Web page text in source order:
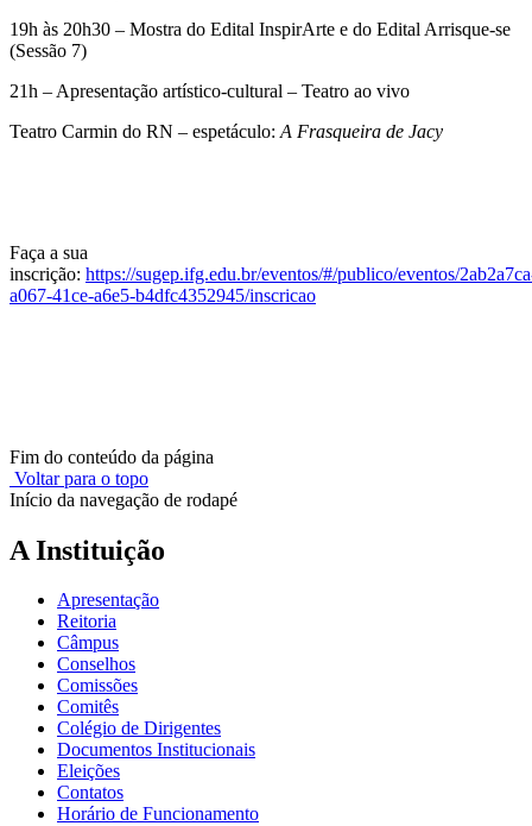
19h às 20h30 – Mostra do Edital InspirArte e do Edital Arrisque-se
(Sessão 7)
21h – Apresentação artístico-cultural – Teatro ao vivo
Teatro Carmin do RN – espetáculo: A Frasqueira de Jacy
Faça a sua
inscrição: https://sugep.ifg.edu.br/eventos/#/publico/eventos/
a067-41ce-a6e5-b4dfc4352945/inscricao
Fim do conteúdo da página
Voltar para o topo
Início da navegação de rodapé
A Instituição
Apresentação
Reitoria
Câmpus
Conselhos
Comissões
Comitês
Colégio de Dirigentes
Documentos Institucionais
Eleições
Contatos
Horário de Funcionamento